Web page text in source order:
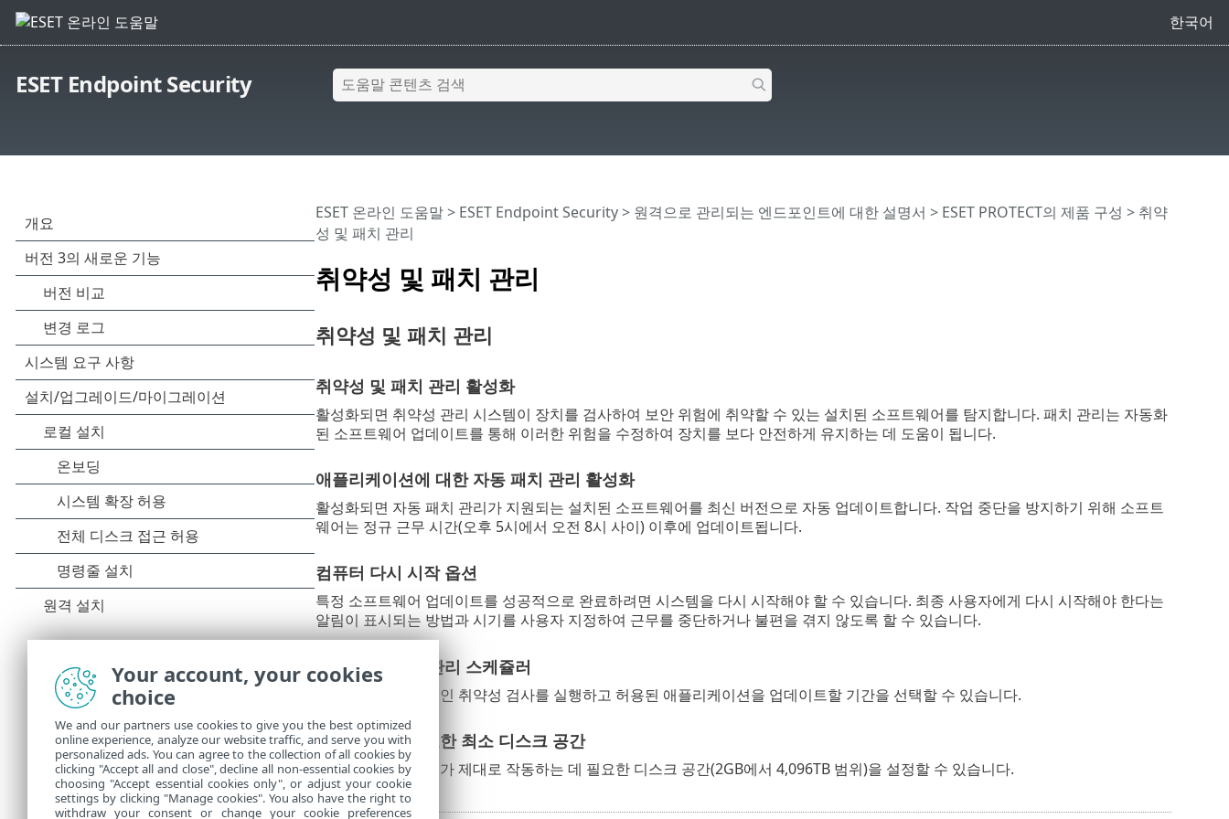
한국어
ESET Endpoint Security
취약성 및 패치 관리
ESET 온라인 도움말> ESET Endpoint Security> 원격으로 관리되는 엔드포인트에 대한 설명서 > ESET PROTECT의 제품 구성 > 취약
성 및 패치 관리
취약성 및 패치 관리
취약성 및 패치 관리 활성화
활성화되면 취약성 관리 시스템이 장치를 검사하여 보안 위험에 취약할 수 있는 설치된 소프트웨어를 탐지합니다. 패치 관리는 자동화
된 소프트웨어 업데이트를 통해 이러한 위험을 수정하여 장치를 보다 안전하게 유지하는 데 도움이 됩니다.
애플리케이션에 대한 자동 패치 관리 활성화
활성화되면 자동 패치 관리가 지원되는 설치된 소프트웨어를 최신 버전으로 자동 업데이트합니다. 작업 중단을 방지하기 위해 소프트
웨어는 정규 근무 시간(오후 5시에서 오전 8시 사이) 이후에 업데이트됩니다.
컴퓨터 다시 시작 옵션
특정 소프트웨어 업데이트를 성공적으로 완료하려면 시스템을 다시 시작해야 할 수 있습니다. 최종 사용자에게 다시 시작해야 한다는
알림이 표시되는 방법과 시기를 사용자 지정하여 근무를 중단하거나 불편을 겪지 않도록 할 수 있습니다.
취약성 및 패치 관리 스케쥴러
이 설정으로 정기적인 취약성 검사를 실행하고 허용된 애플리케이션을 업데이트할 기간을 선택할 수 있습니다.
패치 관리에 필요한 최소 디스크 공간
여기에서 패치 관리가 제대로 작동하는 데 필요한 디스크 공간(2GB에서 4,096TB 범위)을 설정할 수 있습니다.
Your account, your cookies
choice
We and our partners use cookies to give you the best optimized
online experience, analyze our website traffic, and serve you with
personalized ads. You can agree to the collection of all cookies by
clicking "Accept all and close", decline all non-essential cookies by
choosing "Accept essential cookies only", or adjust your cookie
settings by clicking "Manage cookies". You also have the right to
withdraw your consent or change your cookie preferences